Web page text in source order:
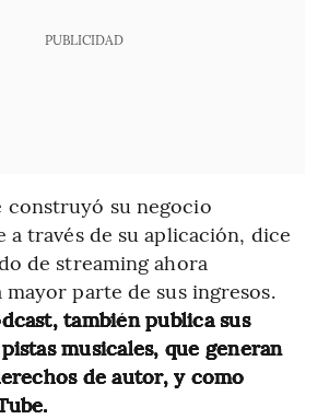
PUBLICIDAD
construyó su negocio
través de su aplicación, dice
de streaming ahora
parte de sus ingresos.
también publica sus
musicales, que generan
de autor, y como